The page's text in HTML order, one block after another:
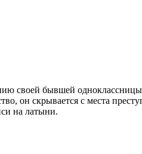
своей бывшей
он скрывается с места
на латыни.